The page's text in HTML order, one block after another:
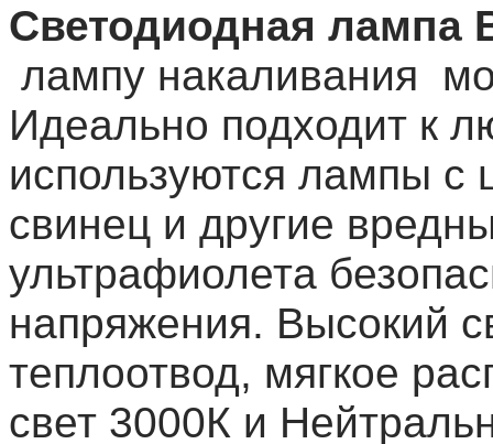
Светодиодная лампа
лампу накаливания
Идеально подходит к
используются лампы с
свинец и другие
ультрафиолета
напряжения. Высокий
теплоотвод, мягкое
свет 3000К и